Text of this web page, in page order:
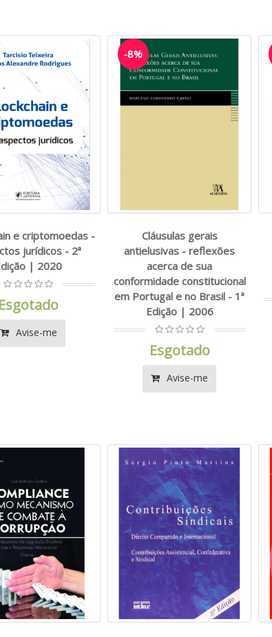
e criptomoedas -
jurídicos - 2ª
| 2020
Avise-me
-8%
Cláusulas gerais
antielusivas - reflexões
acerca de sua
conformidade constitucional
em Portugal e no Brasil - 1ª
Edição | 2006
Esgotado
Avise-me